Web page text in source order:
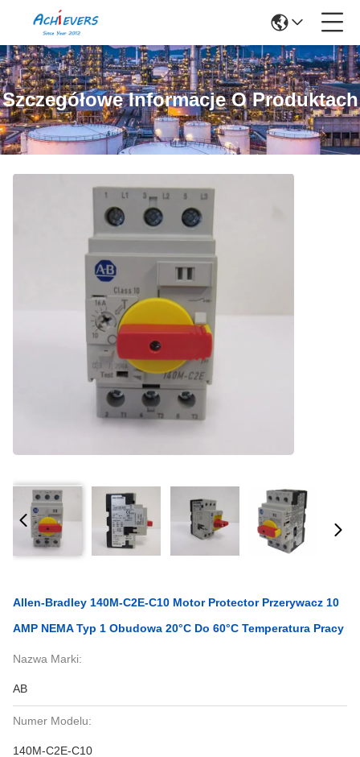
Szczegółowe Informacje O Produktach
Allen-Bradley 140M-C2E-C10 Motor Protector Przerywacz 10
AMP NEMA Typ 1 Obudowa 20°C Do 60°C Temperatura Pracy
Nazwa Marki:
AB
Numer Modelu:
140M-C2E-C10